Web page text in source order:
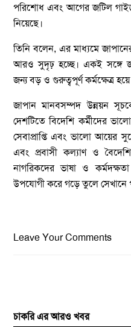
পরিশোধ এবং আগের জটিল
নিয়েছে।
তিনি বলেন, এর মাধ্যমে
আরও সুদৃঢ় হচ্ছে। একই সঙ্গে
জন্য বড় ও গুরুত্বপূর্ণ কর্মক্ষেত্র
জাপান মানবসম্পদ উন্নয়ন
দেশটিতে বিদেশি কর্মীদের
সেবাপ্রাপ্তি এবং ভালো আয়ের
এবং প্রবাসী কল্যাণ ও
নাগরিকদের ভাষা ও
উপযোগী করে গড়ে তুলে সেখানে
Leave Your Comments
চাকরি এর আরও খবর